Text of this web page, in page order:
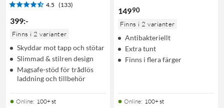
4.5 (133)
399:-
Finns i 2 varianter
Skyddar mot tapp och stötar
Slimmad & stilren design
Magsafe-stöd för trådlös
laddning och tillbehör
Online: 100+ st
14990
Finns i 2 varianter
Antibakteriellt
Extra tunt
Finns i flera färger
Online: 100+ st